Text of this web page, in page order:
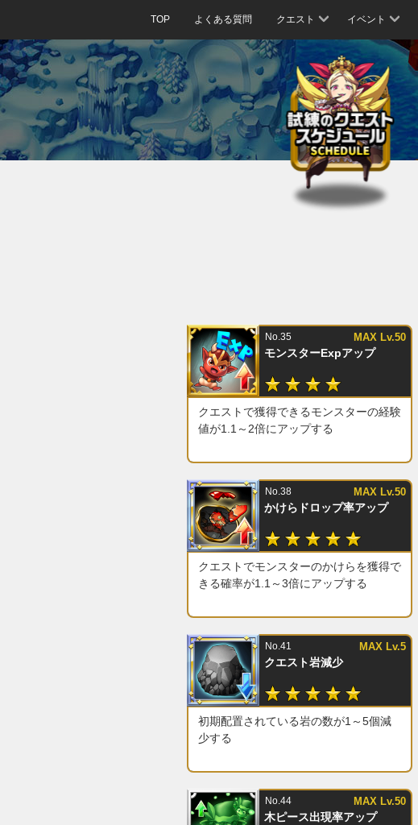
TOP よくある質問 クエスト イベント
No.35 MAX Lv.50
モンスターExpアップ
クエストで獲得できるモンスターの経験
値が1.1～2倍にアップする
No.38 MAX Lv.50
かけらドロップ率アップ
クエストでモンスターのかけらを獲得で
きる確率が1.1～3倍にアップする
No.41 MAX Lv.5
クエスト岩減少
初期配置されている岩の数が1～5個減
少する
No.44 MAX Lv.50
木ピース出現率アップ